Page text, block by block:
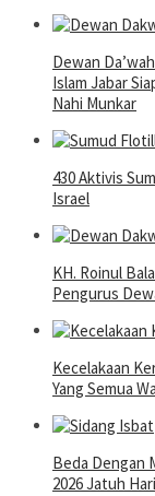
Dewan
Islam Jabar
Nahi Munkar
430 Aktivis
Israel
KH. Roinul
Pengurus
Kecelakaan
Yang Semua
Beda Dengan
2026 Jatuh